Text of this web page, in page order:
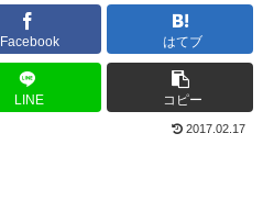
Facebook はてブ
LINE コピー
2017.02.17